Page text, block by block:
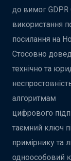
до вимог GDPR
використання
посилання на
Стосовно
технічно та
алгоритмам
цифрового
таємний ключ
примірнику та
одноособовий